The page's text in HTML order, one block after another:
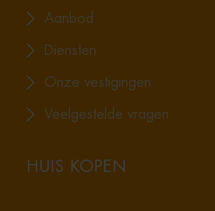
Aanbod
Diensten
Onze vestigingen
Veelgestelde vragen
HUIS KOPEN